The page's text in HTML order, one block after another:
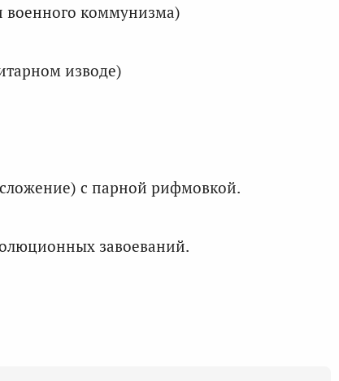
военного коммунизма)
изводе)
с парной рифмовкой.
завоеваний.